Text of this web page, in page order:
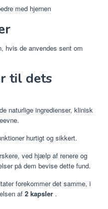
med hjernen
hvis de anvendes sent om
til dets
naturlige ingredienser, klinisk
hurtigt og sikkert.
ved hjælp af renere og
på dem bevise dette fund.
forekommer det samme, i
af 2 kapsler .